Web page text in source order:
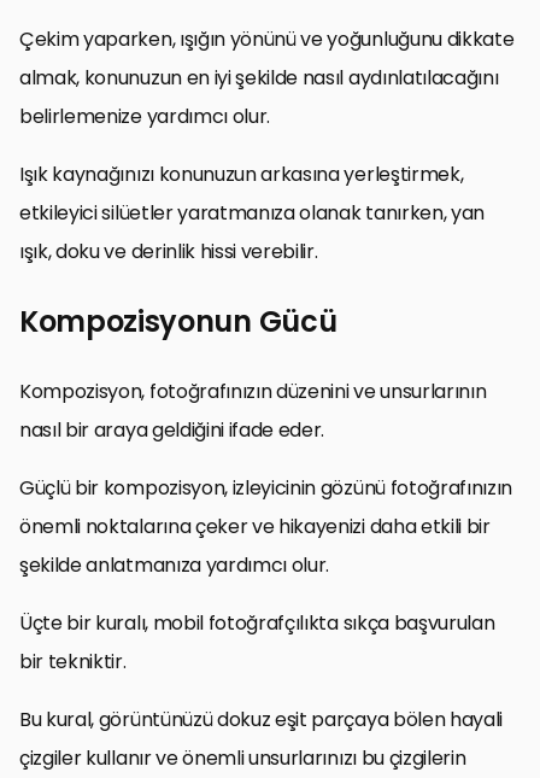
Çekim yaparken, ışığın yönünü ve yoğunluğunu dikkate
almak, konunuzun en iyi şekilde nasıl aydınlatılacağını
belirlemenize yardımcı olur.
Işık kaynağınızı konunuzun arkasına yerleştirmek,
etkileyici silüetler yaratmanıza olanak tanırken, yan
ışık, doku ve derinlik hissi verebilir.
Kompozisyonun Gücü
Kompozisyon, fotoğrafınızın düzenini ve unsurlarının
nasıl bir araya geldiğini ifade eder.
Güçlü bir kompozisyon, izleyicinin gözünü fotoğrafınızın
önemli noktalarına çeker ve hikayenizi daha etkili bir
şekilde anlatmanıza yardımcı olur.
Üçte bir kuralı, mobil fotoğrafçılıkta sıkça başvurulan
bir tekniktir.
Bu kural, görüntünüzü dokuz eşit parçaya bölen hayali
çizgiler kullanır ve önemli unsurlarınızı bu çizgilerin